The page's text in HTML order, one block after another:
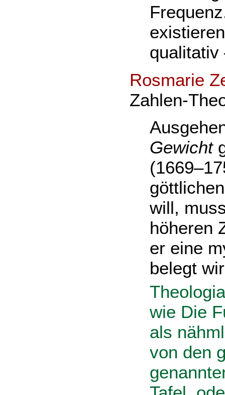
qualitativ
Rosmarie
Zahlen-
Gewicht
will,
höheren
er eine
belegt
wie Die
als
von den